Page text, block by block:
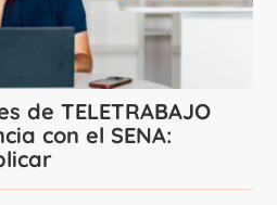
de TELETRABAJO
con el SENA: